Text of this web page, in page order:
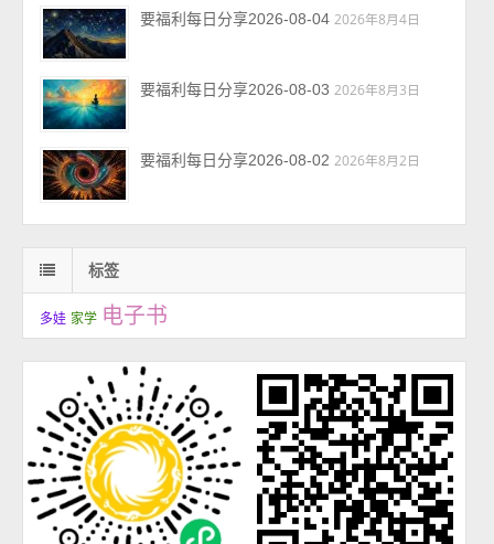
要福利每日分享2026-08-04 2026年8月4日
要福利每日分享2026-08-03 2026年8月3日
要福利每日分享2026-08-02 2026年8月2日
标签
多娃 家学 电子书